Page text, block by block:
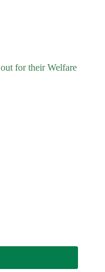
for their Welfare